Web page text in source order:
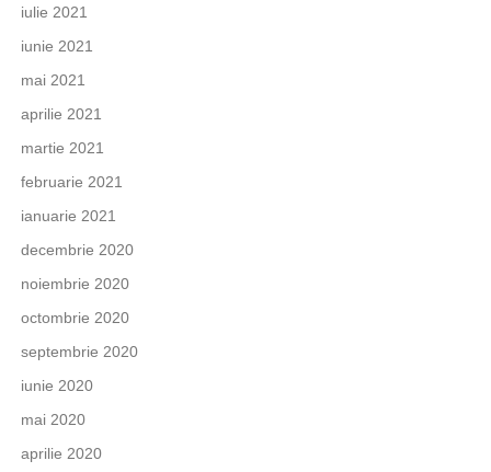
iulie 2021
iunie 2021
mai 2021
aprilie 2021
martie 2021
februarie 2021
ianuarie 2021
decembrie 2020
noiembrie 2020
octombrie 2020
septembrie 2020
iunie 2020
mai 2020
aprilie 2020